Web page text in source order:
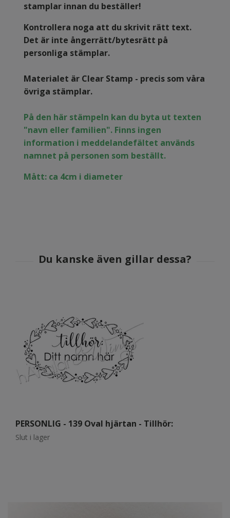
stamplar innan du beställer!
Kontrollera noga att du skrivit rätt text.
Det är inte ångerrätt/bytesrätt på
personliga stämplar.
Materialet är Clear Stamp - precis som våra
övriga stämplar.
På den här stämpeln kan du byta ut texten
"navn eller familien". Finns ingen
information i meddelandefältet används
namnet på personen som beställt.
Mått: ca 4cm i diameter
PERSONLIG - 139 Oval hjärtan - Tillhör:
Slut i lager